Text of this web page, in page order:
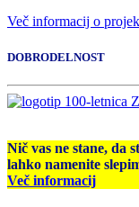
Več informacij o
DOBRODELNOST
Nič vas ne stane, da
lahko namenite
Več informacij